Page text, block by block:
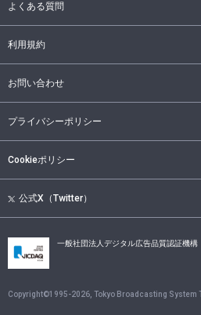
よくある質問
利用規約
お問い合わせ
プライバシーポリシー
Cookieポリシー
公式X（Twitter）
一般社団法人デジタル広告品質認証機構
Copyright©1995-2026 , Tokyo Broadcasting System